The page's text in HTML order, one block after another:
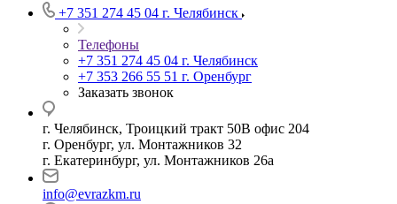
+7 351 274 45 04 г. Челябинск
Телефоны
+7 351 274 45 04 г. Челябинск
+7 353 266 55 51 г. Оренбург
Заказать звонок
г. Челябинск, Троицкий тракт 50В офис 204
г. Оренбург, ул. Монтажников 32
г. Екатеринбург, ул. Монтажников 26а
info@evrazkm.ru